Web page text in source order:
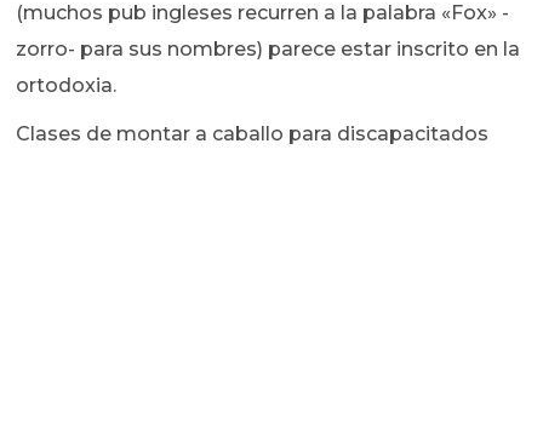
(muchos pub ingleses recurren a la palabra «Fox» -
zorro- para sus nombres) parece estar inscrito en la
ortodoxia.
Clases de montar a caballo para discapacitados